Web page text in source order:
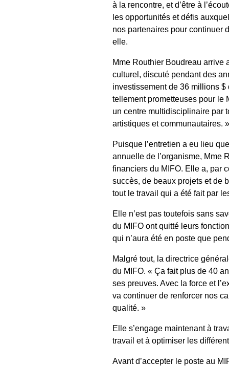
à la rencontre, et d’être à
les opportunités et défis
nos partenaires pour continuer
elle.
Mme Routhier Boudreau arrive
culturel, discuté pendant des
investissement de 36 millions
tellement prometteuses pour le
un centre multidisciplinaire par
artistiques et communautaires. »
Puisque l’entretien a eu lieu
annuelle de l’organisme, Mme
financiers du MIFO. Elle a, par
succès, de beaux projets et de
tout le travail qui a été fait par
Elle n’est pas toutefois sans
du MIFO ont quitté leurs
qui n’aura été en poste que
Malgré tout, la directrice
du MIFO. « Ça fait plus de 40
ses preuves. Avec la force et
va continuer de renforcer nos
qualité. »
Elle s’engage maintenant à
travail et à optimiser les
Avant d’accepter le poste au